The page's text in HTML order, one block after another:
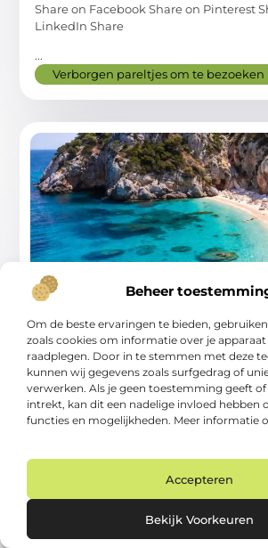
Beheer
Om de beste ervaringen te bieden,
zoals cookies om informatie over je
raadplegen. Door in te stemmen met deze
kunnen wij gegevens zoals surfgedrag of
verwerken. Als je geen toestemming geeft
intrekt, kan dit een nadelige invloed hebben
functies en mogelijkheden. Meer informatie
Accepteren
Bekijk Voorkeuren
Share on Facebook Share on Pinterest
LinkedIn Share
...
Verborgen pareltjes om te bezoeken
Verborgen stranden in
Goed artikel? Deel hem dan op: Share
Share on Facebook Share on Pinterest
LinkedIn Share